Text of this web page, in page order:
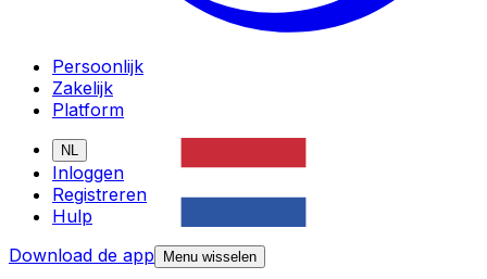
Persoonlijk
Zakelijk
Platform
NL
Inloggen
Registreren
Hulp
Download de app
Menu wisselen